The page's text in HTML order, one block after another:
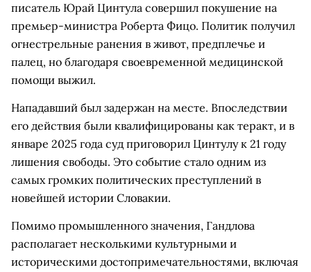
писатель Юрай Цинтула совершил покушение на
премьер-министра Роберта Фицо. Политик получил
огнестрельные ранения в живот, предплечье и
палец, но благодаря своевременной медицинской
помощи выжил.
Нападавший был задержан на месте. Впоследствии
его действия были квалифицированы как теракт, и в
январе 2025 года суд приговорил Цинтулу к 21 году
лишения свободы. Это событие стало одним из
самых громких политических преступлений в
новейшей истории Словакии.
Помимо промышленного значения, Гандлова
располагает несколькими культурными и
историческими достопримечательностями, включая